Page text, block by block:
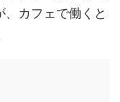
カフェで働くと